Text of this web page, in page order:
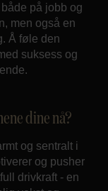
på jobb og
men også en
Å føle den
suksess og
dine nå?
og sentralt i
og pusher
drivkraft - en